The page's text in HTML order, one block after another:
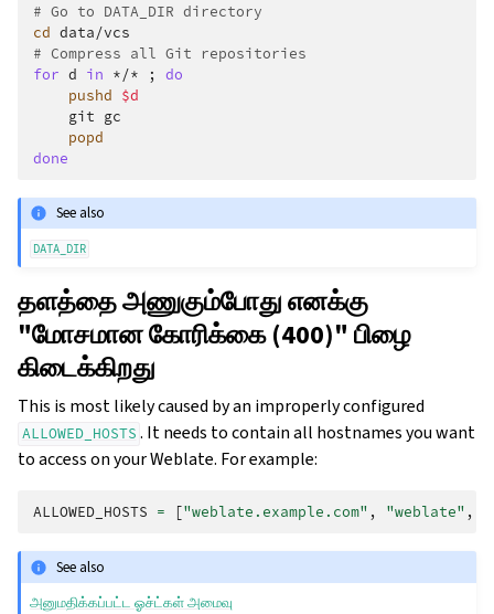
# Go to DATA_DIR directory
cd
# Compress all Git repositories
for d in */* ;
do
pushd $d
git
popd
done
See also
DATA_DIR
தளத்தை அணுகும்போது எனக்கு
"மோசமான கோரிக்கை (400)" பிழை
கிடைக்கிறது
This is most likely caused by an improperly configured
ALLOWED_HOSTS . It needs to contain all hostnames you want
to access on your Weblate. For example:
ALLOWED_HOSTS = ["weblate.example.com" , "weblate" ,
See also
அனுமதிக்கப்பட்ட ஓச்ட்கள் அமைவு